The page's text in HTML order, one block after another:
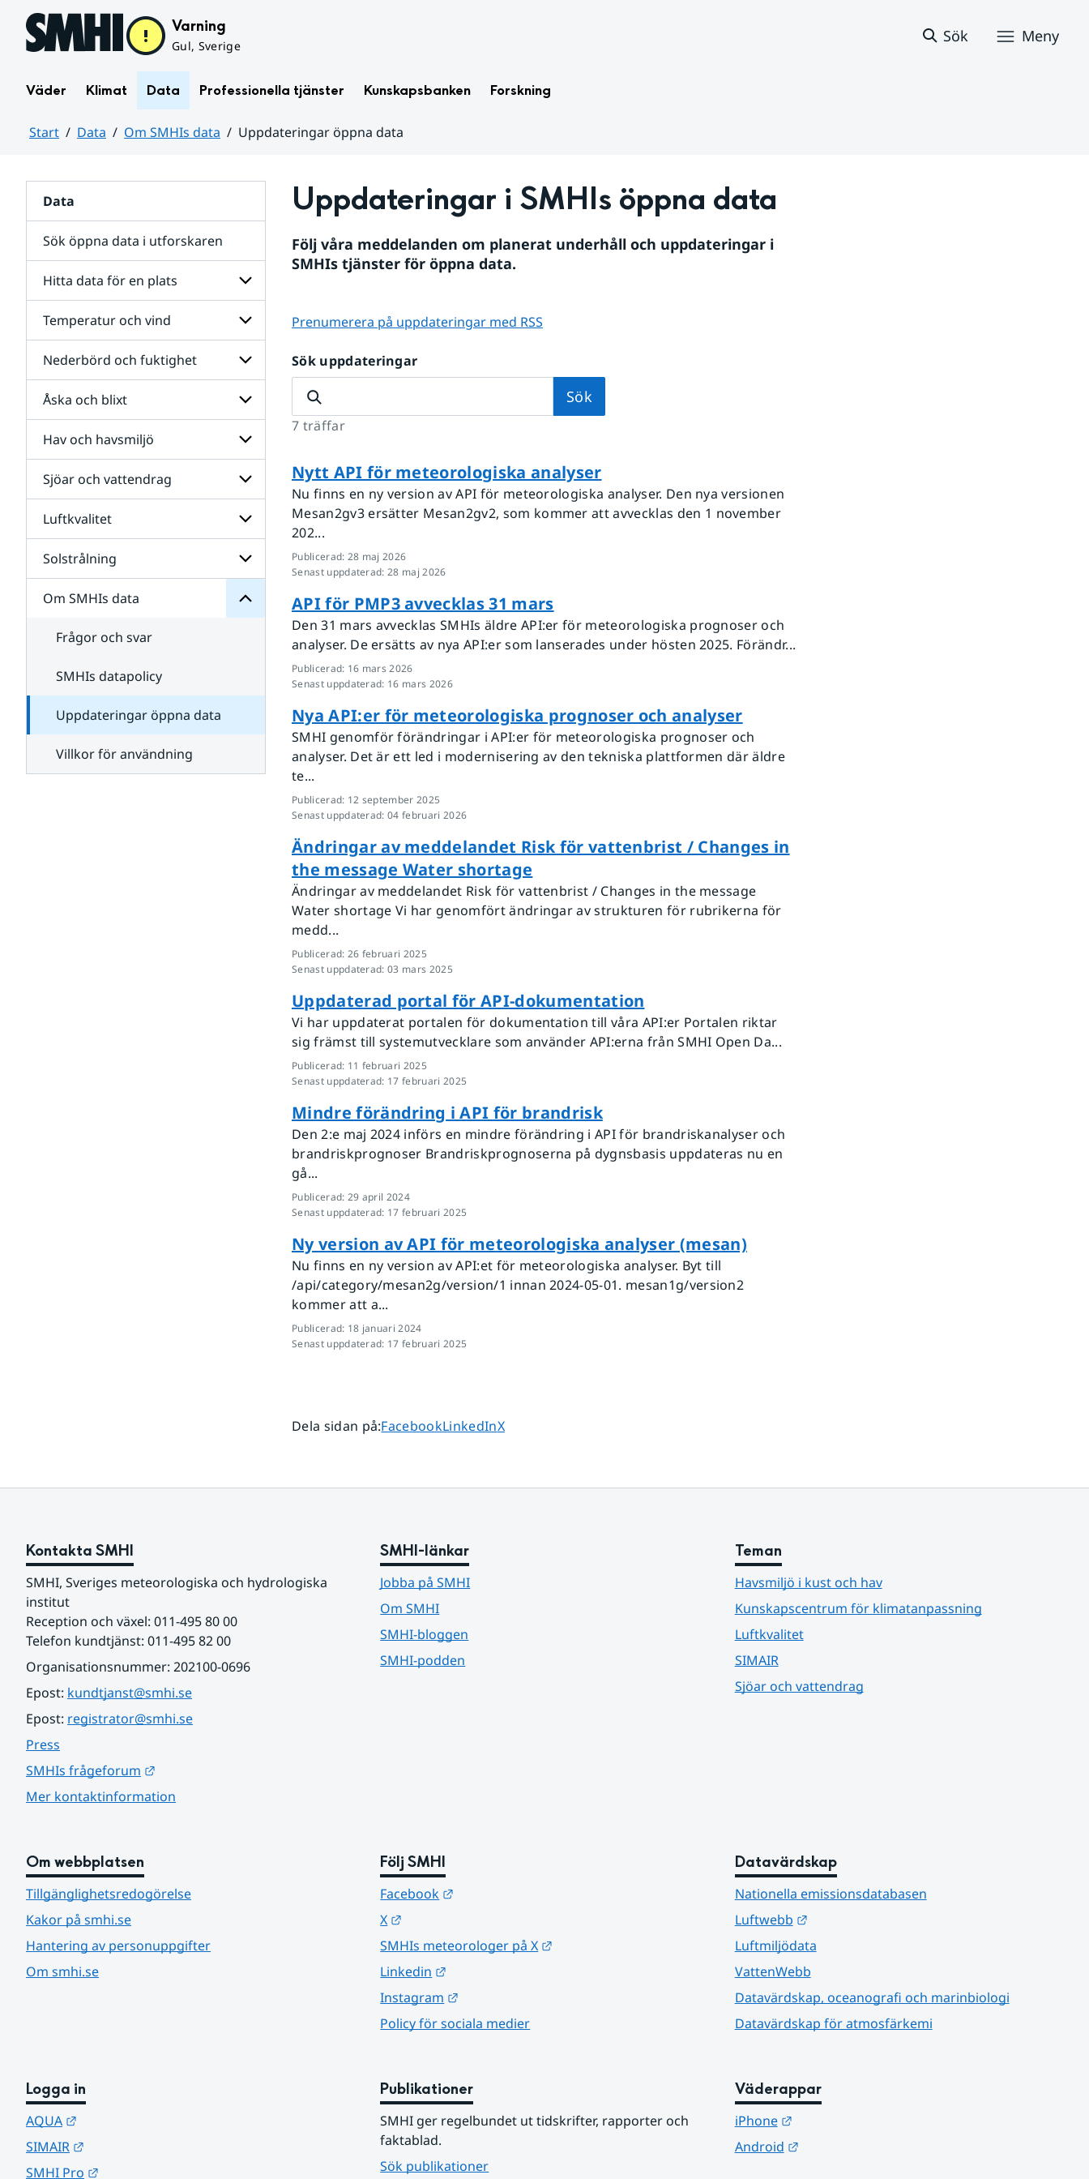
Hoppa till sidans innehåll Varning
Gul, Sverige
Sök Meny
Väder Klimat Data Professionella tjänster Kunskapsbanken Forskning
Start Data Om SMHIs data
Uppdateringar öppna data
Data
Sök öppna data i utforskaren
Hitta data för en plats
Undersidor
för
Hitta
data
för
en
Temperatur och vind
Undersidor
för
Temperatur
och
vind
Nederbörd och fuktighet
Undersidor
för
Nederbörd
och
fuktighet
Åska och blixt
Undersidor
för
Åska
och
blixt
Hav och havsmiljö
Undersidor
för
Hav
och
havsmiljö
Sjöar och vattendrag
Undersidor
för
Sjöar
och
vattendrag
Luftkvalitet
Undersidor
för
Luftkvalitet
Solstrålning
Undersidor
Solstrålning
Om SMHIs data
Undersidor
för
Om
SMHIs
data
Frågor och svar
SMHIs datapolicy
Uppdateringar öppna data
Villkor för användning
Uppdateringar i SMHIs öppna data
Följ våra meddelanden om planerat underhåll och uppdateringar i
SMHIs tjänster för öppna data.
Prenumerera på uppdateringar med RSS
Sök uppdateringar
Sök
7 träffar
Nytt API för meteorologiska analyser
Nu finns en ny version av API för meteorologiska analyser. Den nya versionen
Mesan2gv3 ersätter Mesan2gv2, som kommer att avvecklas den 1 november
202...
Publicerad: 28 maj 2026
Senast uppdaterad:28 maj 2026
API för PMP3 avvecklas 31 mars
Den 31 mars avvecklas SMHIs äldre API:er för meteorologiska prognoser och
analyser. De ersätts av nya API:er som lanserades under hösten 2025. Förändr...
Publicerad: 16 mars 2026
Senast uppdaterad: 16 mars 2026
Nya API:er för meteorologiska prognoser och analyser
SMHI genomför förändringar i API:er för meteorologiska prognoser och
analyser. Det är ett led i modernisering av den tekniska plattformen där äldre
te...
Publicerad: 12 september 2025
Senast uppdaterad:04 februari 2026
Ändringar av meddelandet Risk för vattenbrist / Changes in
the message Water shortage
Ändringar av meddelandet Risk för vattenbrist / Changes in the message
Water shortage Vi har genomfört ändringar av strukturen för rubrikerna för
medd...
Publicerad: 26 februari 2025
Senast uppdaterad:03 mars 2025
Uppdaterad portal för API-dokumentation
Vi har uppdaterat portalen för dokumentation till våra API:er Portalen riktar
sig främst till systemutvecklare som använder API:erna från SMHI Open Da...
Publicerad: 11 februari 2025
Senast uppdaterad: 17 februari 2025
Mindre förändring i API för brandrisk
Den 2:e maj 2024 införs en mindre förändring i API för brandriskanalyser och
brandriskprognoser Brandriskprognoserna på dygnsbasis uppdateras nu en
gå...
Publicerad: 29 april 2024
Senast uppdaterad: 17 februari 2025
Ny version av API för meteorologiska analyser (mesan)
Nu finns en ny version av API:et för meteorologiska analyser. Byt till
/api/category/mesan2g/version/1 innan 2024-05-01. mesan1g/version2
kommer att a...
Publicerad: 18 januari 2024
Senast uppdaterad: 17 februari 2025
Dela sidan på:Dela sidan på
FacebookDela sidan på
LinkedInDela sidan på
X
Kontakta SMHI
SMHI, Sveriges meteorologiska och hydrologiska
institut
Reception och växel: 011-495 80 00
Telefon kundtjänst: 011-495 82 00
Organisationsnummer: 202100-0696
Epost: kundtjanst@smhi.se
Epost: registrator@smhi.se
Press
SMHIs frågeforum
Mer kontaktinformation
SMHI-länkar
Jobba på SMHI
Om SMHI
SMHI-bloggen
SMHI-podden
Teman
Havsmiljö i kust och hav
Kunskapscentrum för klimatanpassning
Luftkvalitet
SIMAIR
Sjöar och vattendrag
Om webbplatsen
Tillgänglighetsredogörelse
Kakor på smhi.se
Hantering av personuppgifter
Om smhi.se
Följ SMHI
Facebook
X
SMHIs meteorologer på X
Linkedin
Instagram
Policy för sociala medier
Datavärdskap
Nationella emissionsdatabasen
Luftwebb
Länk till annan webbplats.
Luftmiljödata
VattenWebb
Datavärdskap, oceanografi och marinbiologi
Datavärdskap för atmosfärkemi
Logga in
AQUA
SIMAIR
SMHI Pro
Publikationer
SMHI ger regelbundet ut tidskrifter, rapporter och
faktablad.
Sök publikationer
Väderappar
iPhone
Länk till annan webbplats.
Android
Länk till annan webbplats.